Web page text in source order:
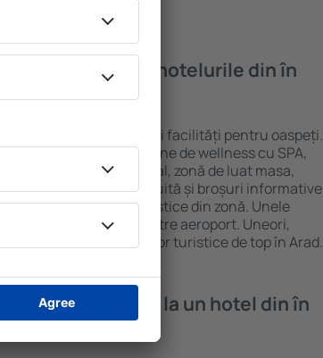
voi găsi ȋn hotelurile din în
au diferite standarde și facilități pentru oaspeți.
sunt Wi-Fi gratuit, zone de wellness cu SPA,
centru comercial, zonă de luat masa,
copii, parcare gratuită și broșuri informative
interesante atracții turistice din zonă. Unele
și transferul de la și către aeroport. Uneori,
vizitarea obiectivelor turistice de top în Arad.
de cazare la un hotel din în